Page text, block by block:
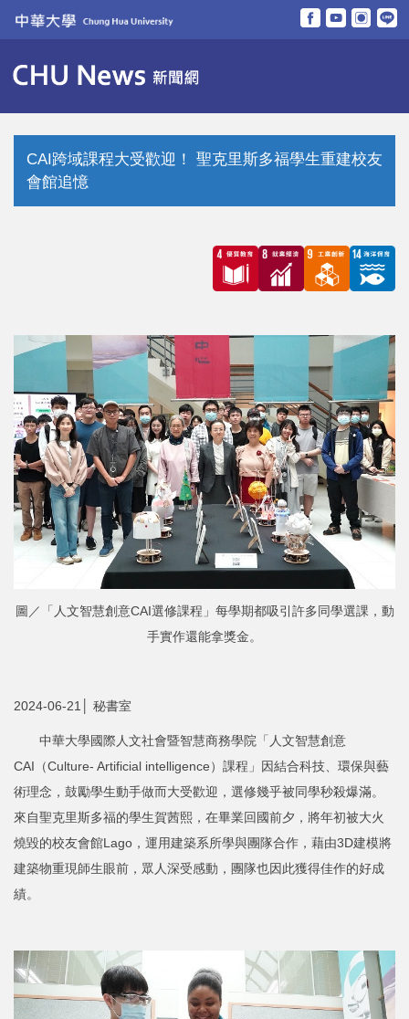
跳
要
內
CAI跨域課程大受歡迎！ 聖克里斯多福學生重建校友
會館追憶
圖／「人文智慧創意CAI選修課程」每學期都吸引許多同學選課，動
手實作還能拿獎金。
2024-06-21│ 秘書室
中華大學國際人文社會暨智慧商務學院「人文智慧創意
CAI（Culture- Artificial intelligence）課程」因結合科技、環保與藝
術理念，鼓勵學生動手做而大受歡迎，選修幾乎被同學秒殺爆滿。
來自聖克里斯多福的學生賀茜熙，在畢業回國前夕，將年初被大火
燒毀的校友會館Lago，運用建築系所學與團隊合作，藉由3D建模將
建築物重現師生眼前，眾人深受感動，團隊也因此獲得佳作的好成
績。